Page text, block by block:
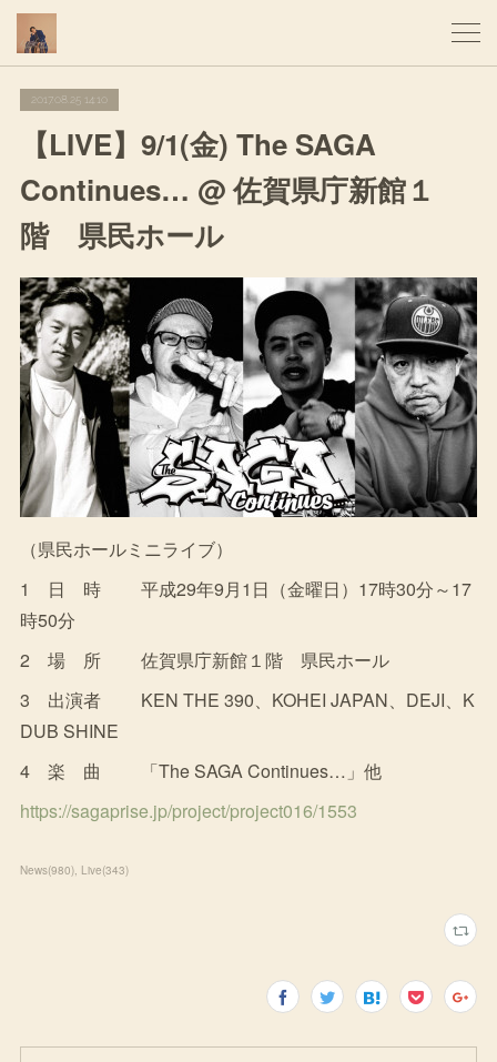
2017.08.25 14:10
【LIVE】9/1(金) The SAGA
Continues… @ 佐賀県庁新館１
階 県民ホール
（県民ホールミニライブ）
1 日 時 平成29年9月1日（金曜日）17時30分～17
時50分
2 場 所 佐賀県庁新館１階 県民ホール
3 出演者 KEN THE 390、KOHEI JAPAN、DEJI、K
DUB SHINE
4 楽 曲 「The SAGA Continues…」他
https://sagaprise.jp/project/project016/1553
News(980) Live(343)